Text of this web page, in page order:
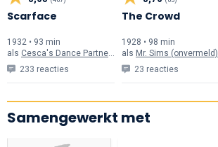
Scarface
1932 • 93 min
als Cesca's Dance Partner (onvermeld)
233 reacties
The Crowd
1928 • 98 min
als Mr. Sims (onvermeld)
23 reacties
Samengewerkt met